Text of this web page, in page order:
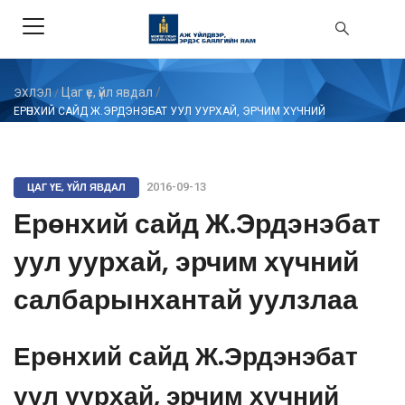
ЭХЛЭЛ / Цаг үе, үйл явдал /
ЕРӨНХИЙ САЙД Ж.ЭРДЭНЭБАТ УУЛ УУРХАЙ, ЭРЧИМ ХҮЧНИЙ
ЦАГ ҮЕ, ҮЙЛ ЯВДАЛ 2016-09-13
Ерөнхий сайд Ж.Эрдэнэбат
уул уурхай, эрчим хүчний
салбарынхантай уулзлаа
Ерөнхий сайд Ж.Эрдэнэбат
уул уурхай, эрчим хүчний